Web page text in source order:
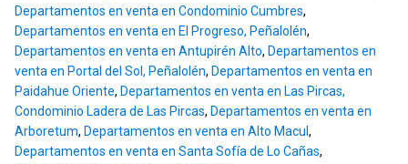
Departamentos en venta en Condominio Cumbres,
Departamentos en venta en El Progreso, Peñalolén,
Departamentos en venta en Antupirén Alto, Departamentos en
venta en Portal del Sol, Peñalolén, Departamentos en venta en
Paidahue Oriente, Departamentos en venta en Las Pircas,
Condominio Ladera de Las Pircas, Departamentos en venta en
Arboretum, Departamentos en venta en Alto Macul ,
Departamentos en venta en Santa Sofía de Lo Cañas,